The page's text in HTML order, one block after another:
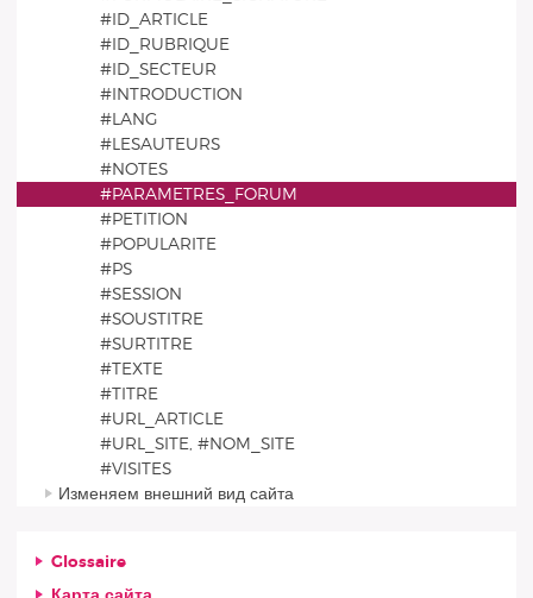
#ID_ARTICLE
#ID_RUBRIQUE
#ID_SECTEUR
#INTRODUCTION
#LANG
#LESAUTEURS
#NOTES
#PARAMETRES_FORUM
#PETITION
#POPULARITE
#PS
#SESSION
#SOUSTITRE
#SURTITRE
#TEXTE
#TITRE
#URL_ARTICLE
#URL_SITE, #NOM_SITE
#VISITES
Изменяем внешний вид сайта
Glossaire